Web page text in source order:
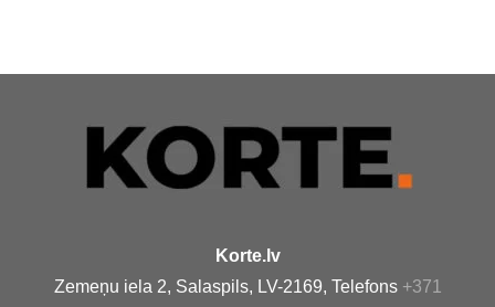
Korte.lv
Zemeņu iela 2, Salaspils, LV-2169, Telefons +371